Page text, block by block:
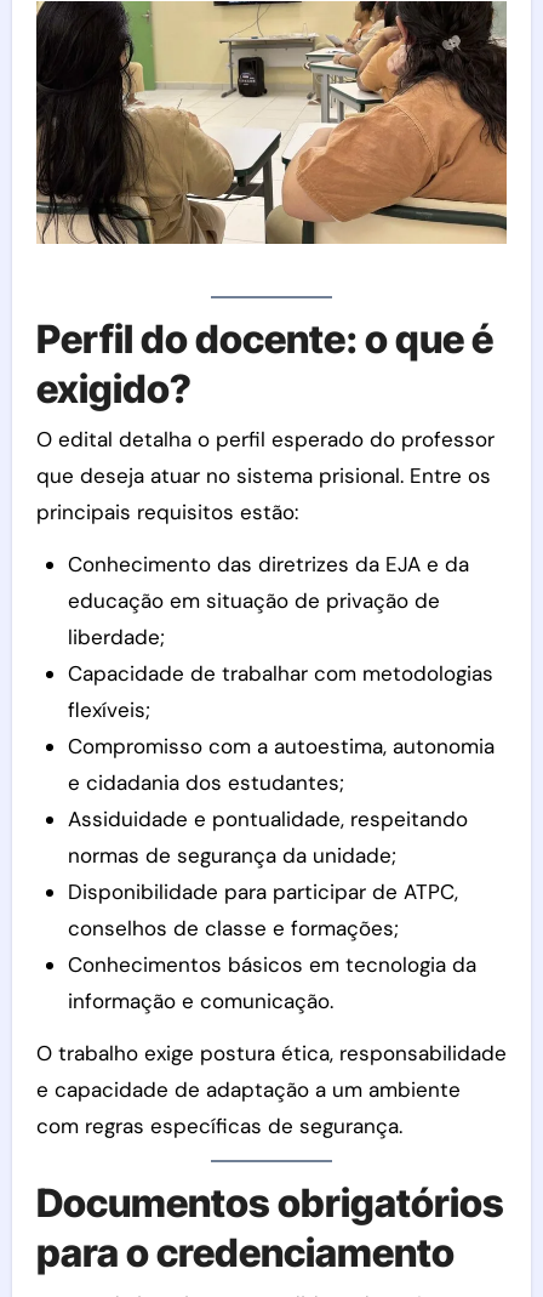
Perfil do docente: o que é
exigido?
O edital detalha o perfil esperado do professor
que deseja atuar no sistema prisional. Entre os
principais requisitos estão:
Conhecimento das diretrizes da EJA e da
educação em situação de privação de
liberdade;
Capacidade de trabalhar com metodologias
flexíveis;
Compromisso com a autoestima, autonomia
e cidadania dos estudantes;
Assiduidade e pontualidade, respeitando
normas de segurança da unidade;
Disponibilidade para participar de ATPC,
conselhos de classe e formações;
Conhecimentos básicos em tecnologia da
informação e comunicação.
O trabalho exige postura ética, responsabilidade
e capacidade de adaptação a um ambiente
com regras específicas de segurança.
Documentos obrigatórios
para o credenciamento